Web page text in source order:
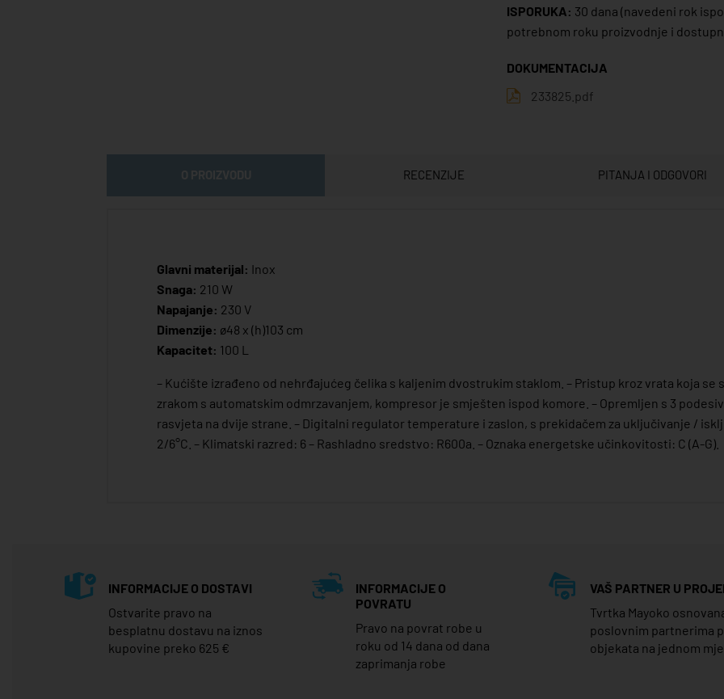
ISPORUKA: 30 dana (navedeni rok
potrebnom roku proizvodnje i
DOKUMENTACIJA
233825.pdf
RECENZIJE PITANJA I ODGOVORI
Glavni materijal: Inox
Snaga: 210 W
Napajanje: 230 V
Dimenzije: ø48 x (h)103 cm
Kapacitet: 100 L
– Kućište izrađeno od nehrđajućeg čelika s kaljenim dvostrukim staklom. – Pristup kroz vrata koja se
zrakom s automatskim odmrzavanjem, kompresor je smješten ispod komore. – Opremljen s 3
rasvjeta na dvije strane. – Digitalni regulator temperature i zaslon, s prekidačem za uključivanje /
2/6°C. – Klimatski razred: 6 – Rashladno sredstvo: R600a. – Oznaka energetske učinkovitosti: C (A-G).
INFORMACIJE O DOSTAVI
Ostvarite pravo na
besplatnu dostavu na iznos
kupovine preko 625 €
INFORMACIJE O
POVRATU
Pravo na povrat robe u
roku od 14 dana od dana
zaprimanja robe
VAŠ PARTNER U
Tvrtka Mayoko
poslovnim partnerima
objekata na jednom